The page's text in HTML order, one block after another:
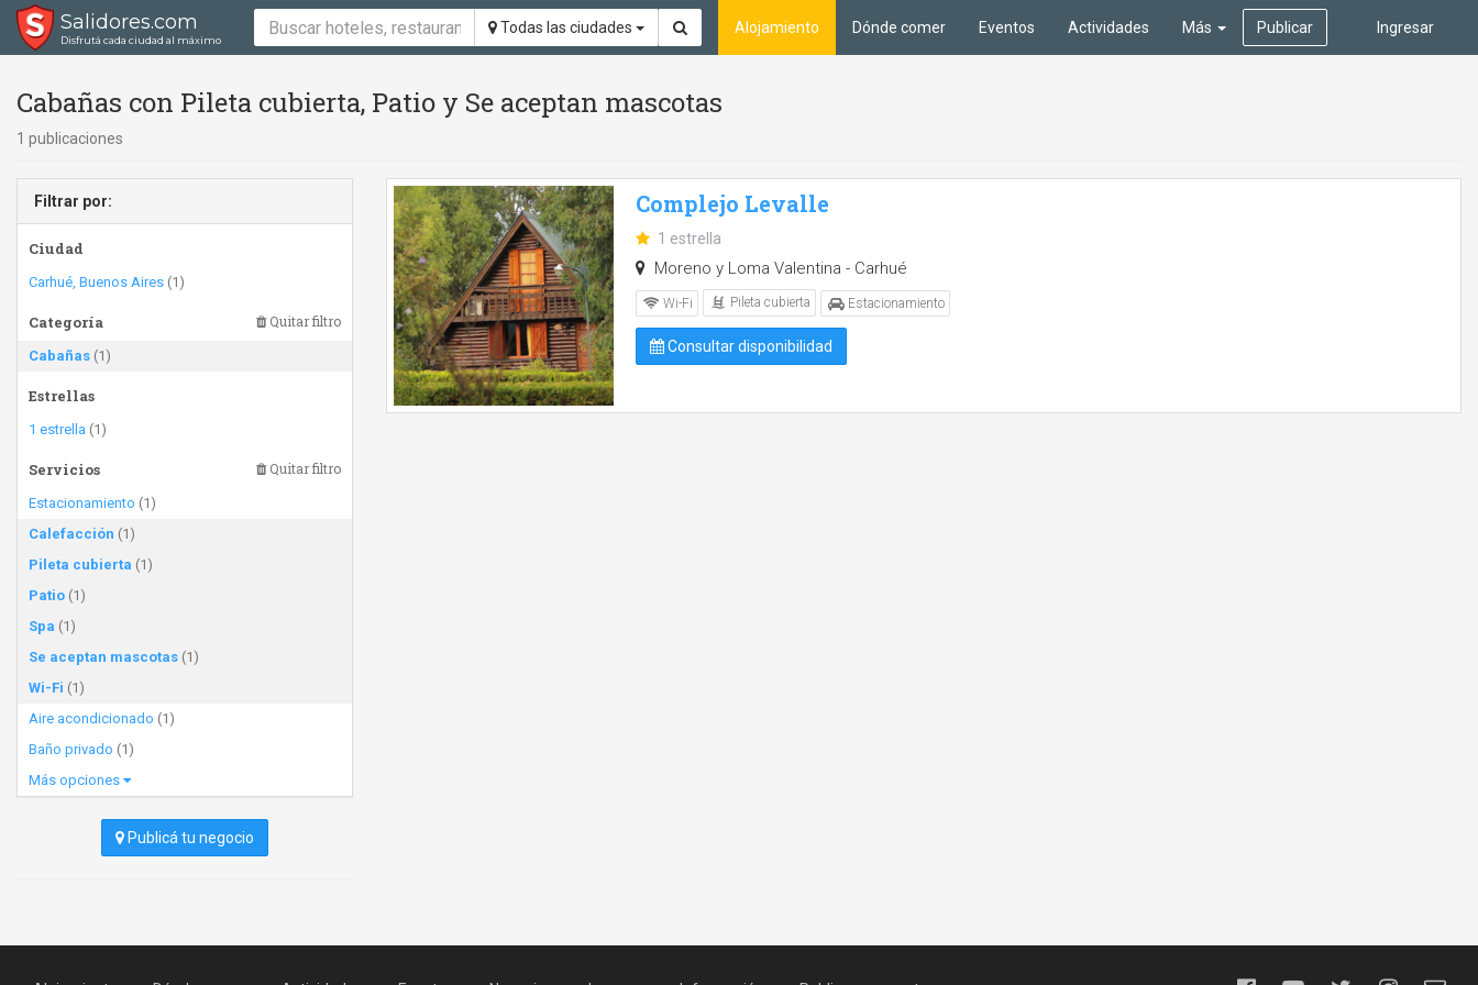
Salidores.com
Disfrutá cada ciudad al máximo
Todas las ciudades Ingresar
Alojamiento Dónde comer Eventos Actividades Más Publicar
Cabañas con Pileta cubierta, Patio y Se aceptan mascotas
1 publicaciones
Filtrar por:
Ciudad
Carhué, Buenos Aires (1)
Categoría Quitar filtro
Cabañas (1)
Estrellas
1 estrella (1)
Servicios Quitar filtro
Estacionamiento (1)
Calefacción (1)
Pileta cubierta (1)
Patio (1)
Spa (1)
Se aceptan mascotas (1)
Wi-Fi (1)
Aire acondicionado (1)
Baño privado (1)
Más opciones
Publicá tu negocio
Complejo Levalle
1 estrella
Moreno y Loma Valentina - Carhué
Wi-Fi Pileta cubierta Estacionamiento
Consultar disponibilidad